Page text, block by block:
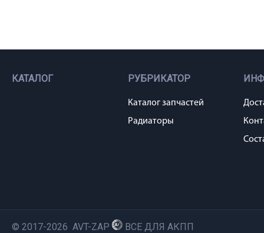
КАТАЛОГ РУБРИКАТОР
Каталог запчастей
Радиаторы
© 2017-2026 AVT-ZAP ВСЕ ДЛЯ АКПП